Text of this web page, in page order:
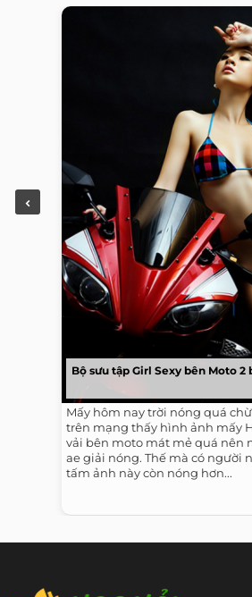
Bộ sưu tập Girl Sexy bên Moto 2
Mấy hôm nay trời nóng quá
trên mạng thấy hình ảnh mấy
vải bên moto mát mẻ quá nên
ae giải nóng. Thế mà có người
tấm ảnh này còn nóng hơn...